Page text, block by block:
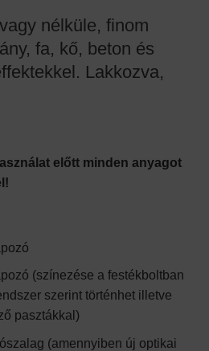
nélküle, finom
fa, kő, beton és
Lakkozva,
előtt minden anyagot
(színezése a festékboltban
szerint történhet illetve
pasztákkal)
(amennyiben új optikai